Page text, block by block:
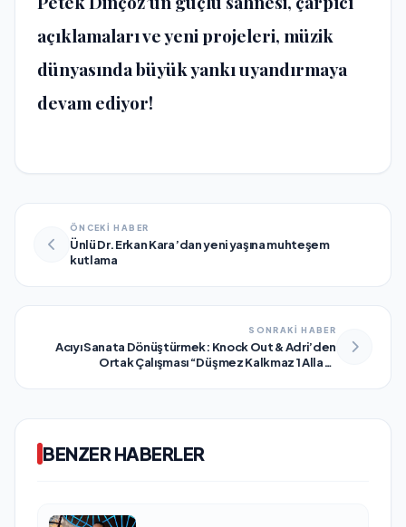
açıklamaları ve yeni projeleri, müzik
dünyasında büyük yankı uyandırmaya
devam ediyor!
ÖNCEKİ HABER
Ünlü Dr. Erkan Kara’dan yeni yaşına muhteşem
kutlama
SONRAKİ HABER
Acıyı Sanata Dönüştürmek: Knock Out & Adri’den
Ortak Çalışması “Düşmez Kalkmaz 1 Allah”
BENZER HABERLER